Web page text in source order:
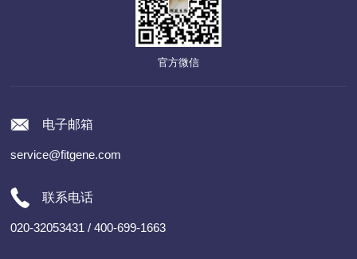
官方微信
电子邮箱
service@fitgene.com
联系电话
020-32053431 / 400-699-1663